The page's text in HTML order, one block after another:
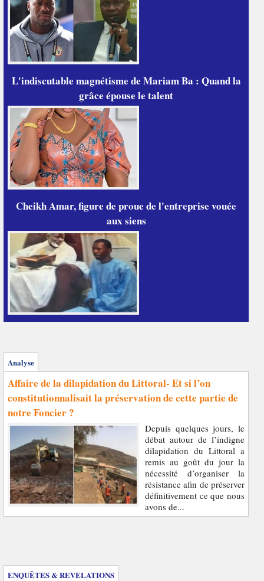
L'indiscutable magnétisme de Mariam Ba : Quand la
grâce épouse le talent
Cheikh Amar, figure de proue de l'entreprise vouée
aux siens
Analyse
Affaire de la dilapidation du Littoral- Et si l’on
constitutionnalisait la préservation de cette partie de
notre Foncier ?
Depuis quelques jours, le
débat autour de l’indigne
dilapidation du Littoral a
remis au goût du jour la
nécessité d’organiser la
résistance afin de préserver
définitivement ce que nous
avons de...
ENQUÊTES & REVELATIONS